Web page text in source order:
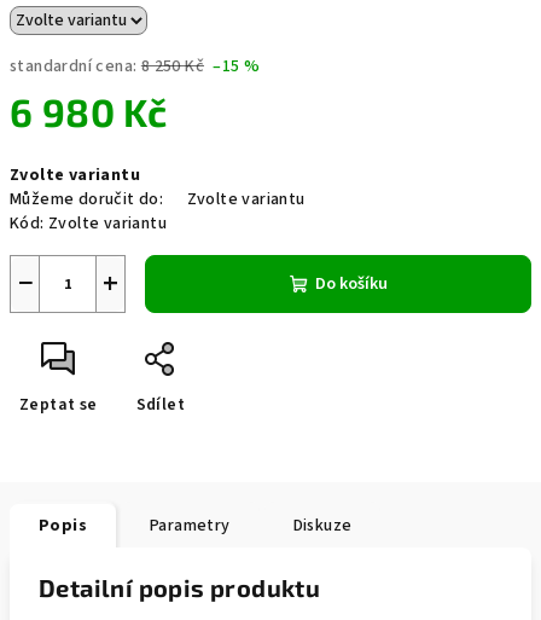
standardní cena: 8 250 Kč –15 %
6 980 Kč
cena:
Zvolte variantu
Můžeme doručit do:
Zvolte variantu
Kód: Zvolte variantu
+
− Do košíku
Zeptat se Sdílet
Popis Parametry Diskuze
Detailní popis produktu